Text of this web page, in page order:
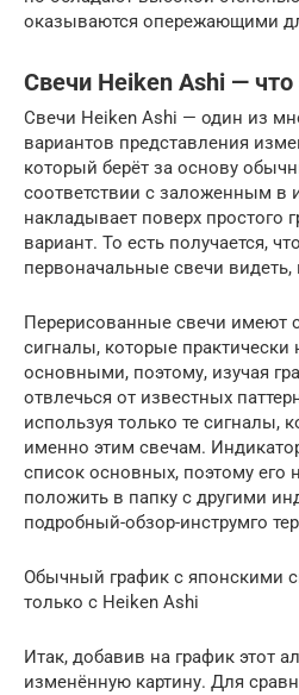
оказываются опережающими
Свечи Heiken Ashi — что
Свечи Heiken Ashi — один из
вариантов представления
который берёт за основу
соответствии с заложенным в
накладывает поверх простого
вариант. То есть получается,
первоначальные свечи
Перерисованные свечи имеют
сигналы, которые практически
основными, поэтому, изучая
отвлечься от известных
используя только те сигналы,
именно этим свечам.
список основных, поэтому его
положить в папку с другими
подробный-обзор-инструмго
Обычный график с японскими
только с Heiken Ashi
Итак, добавив на график этот
изменённую картину. Для